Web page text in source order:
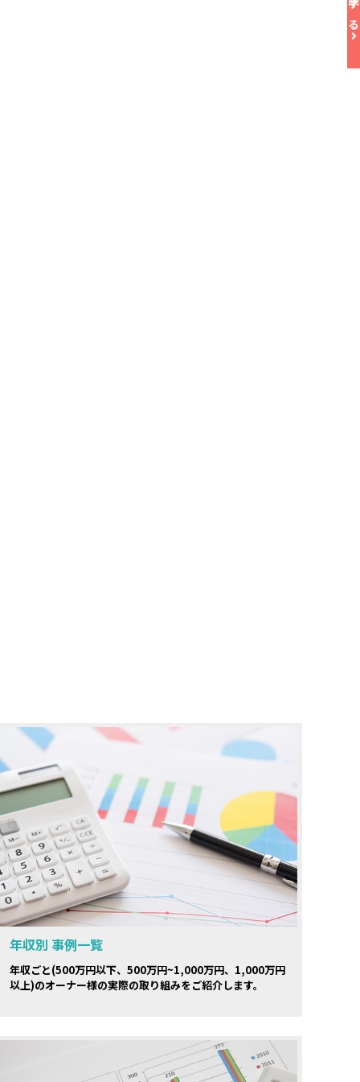
年収別 事例一覧
年収ごと(500万円以下、500万円~1,000万円、1,000万円
以上)のオーナー様の実際の取り組みをご紹介します。